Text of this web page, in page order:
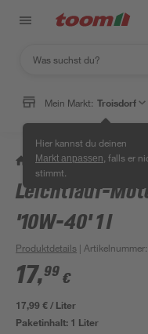
Mein Markt: Troisdorf
Hier kannst du deinen
Markt anpassen , falls er
stimmt.
/ Garten & Freizeit /
Leichtlauf-
'10W-40' 1 l
Produktdetails | Artikelnummer:
17,99 €
17,99 € / Liter
Paketinhalt: 1 Liter